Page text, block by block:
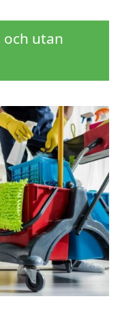
och utan